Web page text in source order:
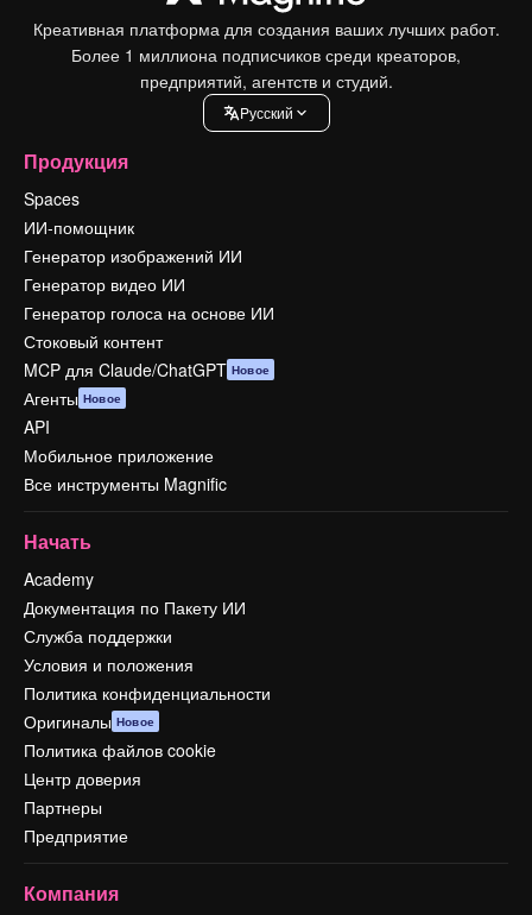
Креативная платформа для создания ваших лучших работ.
Более 1 миллиона подписчиков среди креаторов,
предприятий, агентств и студий.
Pусский
Продукция
Spaces
ИИ-помощник
Генератор изображений ИИ
Генератор видео ИИ
Генератор голоса на основе ИИ
Стоковый контент
MCP для Claude/ChatGPT Новое
Агенты Новое
API
Мобильное приложение
Все инструменты Magnific
Начать
Academy
Документация по Пакету ИИ
Служба поддержки
Условия и положения
Политика конфиденциальности
Оригиналы Новое
Политика файлов cookie
Центр доверия
Партнеры
Предприятие
Компания